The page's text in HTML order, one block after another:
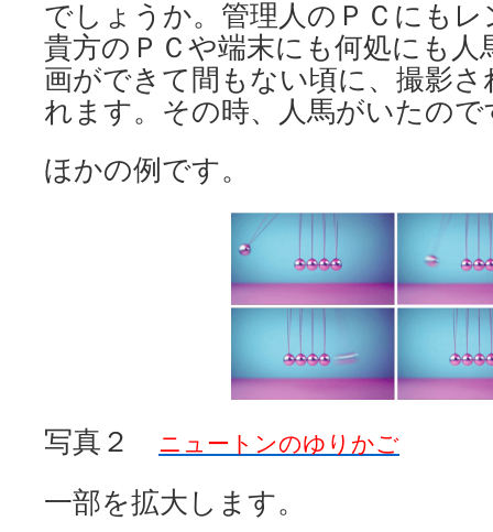
でしょうか。管理人のＰＣにも
貴方のＰＣや端末にも何処にも
画ができて間もない頃に、撮影
れます。その時、人馬がいたので
ほかの例です。
写真２ ニュートンのゆりかご
一部を拡大します。